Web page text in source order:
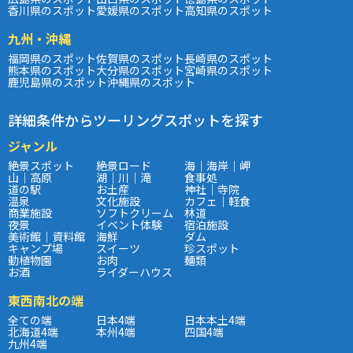
香川県のスポット愛媛県のスポット高知県のスポット
九州・沖縄
福岡県のスポット佐賀県のスポット長崎県のスポット
熊本県のスポット大分県のスポット宮崎県のスポット
鹿児島県のスポット沖縄県のスポット
詳細条件からツーリングスポットを探す
ジャンル
絶景スポット 絶景ロード 海｜海岸｜岬
山｜高原 湖｜川｜滝 食事処
道の駅 お土産 神社｜寺院
温泉 文化施設 カフェ｜軽食
商業施設 ソフトクリーム 林道
夜景 イベント体験 宿泊施設
美術館｜資料館 海鮮 ダム
キャンプ場 スイーツ 珍スポット
動植物園 お肉 麺類
お酒 ライダーハウス
東西南北の端
全ての端 日本4端 日本本土4端
北海道4端 本州4端 四国4端
九州4端